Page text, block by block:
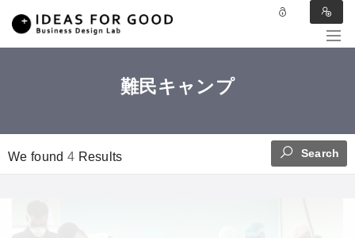
難民キャンプ
We found 4 Results Search